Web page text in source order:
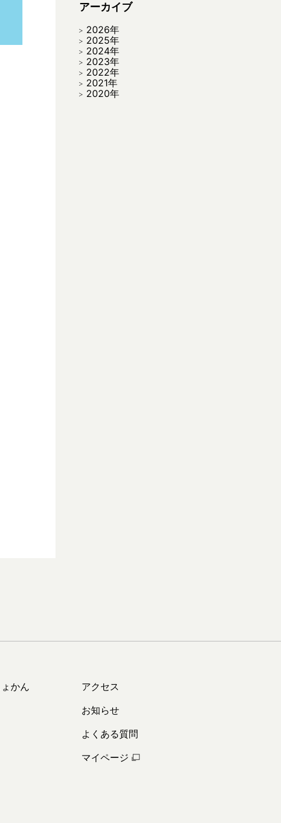
アーカイブ
2026年
2025年
2024年
2023年
2022年
2021年
2020年
かん
アクセス
お知らせ
よくある質問
マイページ